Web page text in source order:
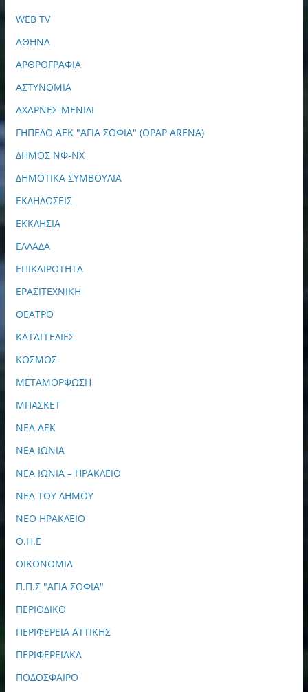
WEB TV
ΑΘΗΝΑ
ΑΡΘΡΟΓΡΑΦΙΑ
ΑΣΤΥΝΟΜΙΑ
ΑΧΑΡΝΕΣ-ΜΕΝΙΔΙ
ΓΗΠΕΔΟ ΑΕΚ "ΑΓΙΑ ΣΟΦΙΑ" (OPAP ARENA)
ΔΗΜΟΣ ΝΦ-ΝΧ
ΔΗΜΟΤΙΚΑ ΣΥΜΒΟΥΛΙΑ
ΕΚΔΗΛΩΣΕΙΣ
ΕΚΚΛΗΣΙΑ
ΕΛΛΑΔΑ
ΕΠΙΚΑΙΡΟΤΗΤΑ
ΕΡΑΣΙΤΕΧΝΙΚΗ
ΘΕΑΤΡΟ
ΚΑΤΑΓΓΕΛΙΕΣ
ΚΟΣΜΟΣ
ΜΕΤΑΜΟΡΦΩΣΗ
ΜΠΑΣΚΕΤ
ΝΕΑ ΑΕΚ
ΝΕΑ ΙΩΝΙΑ
ΝΕΑ ΙΩΝΙΑ – ΗΡΑΚΛΕΙΟ
ΝΕΑ ΤΟΥ ΔΗΜΟΥ
ΝΕΟ ΗΡΑΚΛΕΙΟ
Ο.Η.Ε
ΟΙΚΟΝΟΜΙΑ
Π.Π.Σ "ΑΓΙΑ ΣΟΦΙΑ"
ΠΕΡΙΟΔΙΚΟ
ΠΕΡΙΦΕΡΕΙΑ ΑΤΤΙΚΗΣ
ΠΕΡΙΦΕΡΕΙΑΚΑ
ΠΟΔΟΣΦΑΙΡΟ